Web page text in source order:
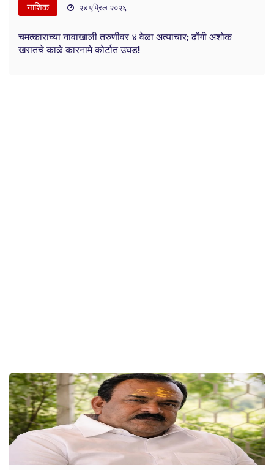
नाशिक २४ एप्रिल २०२६
चमत्काराच्या नावाखाली तरुणीवर ४ वेळा अत्याचार; ढोंगी अशोक
खरातचे काळे कारनामे कोर्टात उघड!